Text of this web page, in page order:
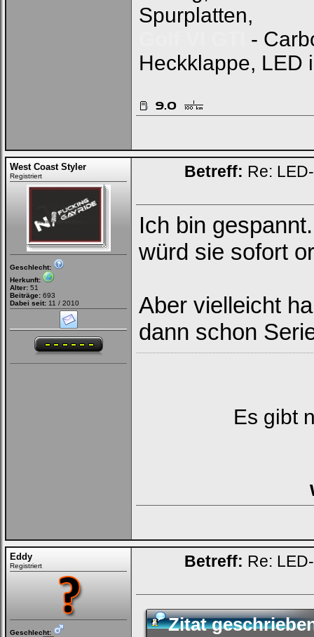
Spurplatten,
-
Heckklappe, LED
West Coast Styler
Registriert
Geschlecht:
Herkunft:
Alter: 51
Beiträge: 693
Dabei seit: 11 / 2010
Betreff: Re:
Ich bin
würd sie sofort
Aber vielleicht
dann schon
Es gibt
Eddy
Registriert
Geschlecht:
Betreff: Re:
Zitat